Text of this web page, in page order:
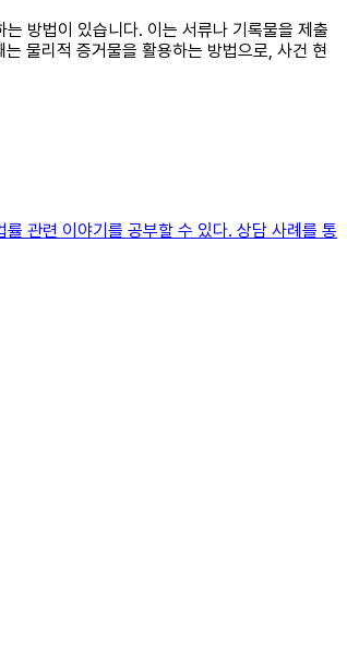
방법이 있습니다. 이는 서류나 기록물을 제출
물리적 증거물을 활용하는 방법으로, 사건 현
관련 이야기를 공부할 수 있다. 상담 사례를 통